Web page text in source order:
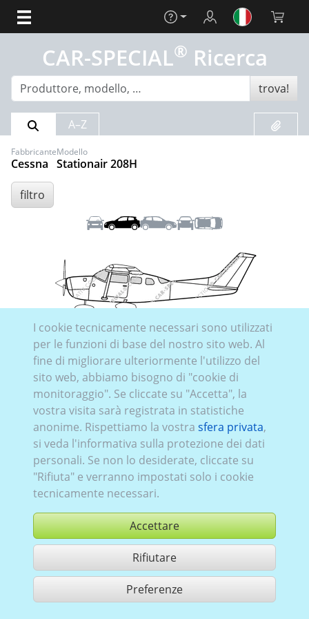
Aiuto Login Carrello
CAR-SPECIAL® Ricerca
trova!
Risultato della ricerca
A–Z
Fabbricante
Cessna
Modello
Stationair 208H
filtro
Anteriore
SinistraDestraPosteriore
Tetto
Air_041
comprare
condividi 1 risultati di ricerca
I cookie tecnicamente necessari sono utilizzati
per le funzioni di base del nostro sito web. Al
fine di migliorare ulteriormente l'utilizzo del
sito web, abbiamo bisogno di "cookie di
monitoraggio". Se cliccate su "Accetta", la
vostra visita sarà registrata in statistiche
anonime. Rispettiamo la vostra sfera privata,
si veda l'informativa sulla protezione dei dati
personali. Se non lo desiderate, cliccate su
"Rifiuta" e verranno impostati solo i cookie
tecnicamente necessari.
Accettare
Rifiutare
Preferenze